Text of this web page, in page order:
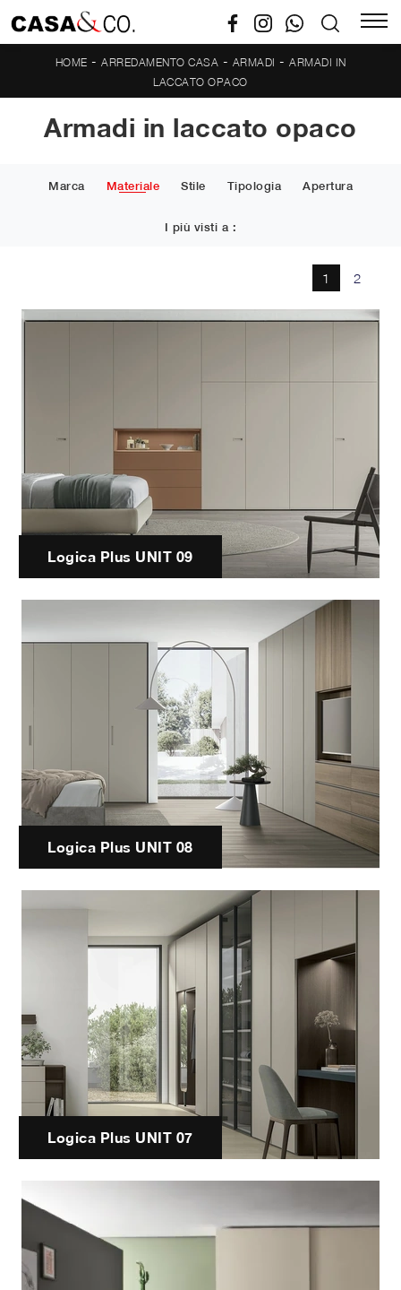
HOME - ARREDAMENTO CASA - ARMADI - ARMADI IN
LACCATO OPACO
Armadi in laccato opaco
Marca Materiale Stile Tipologia Apertura
I più visti a :
1 2
Logica Plus UNIT 09
Logica Plus UNIT 08
Logica Plus UNIT 07